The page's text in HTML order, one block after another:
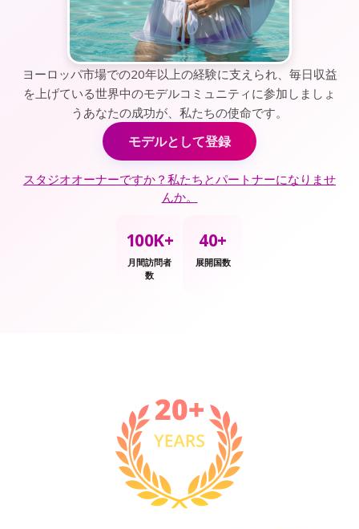
ヨーロッパ市場での20年以上の経験に支えられ、毎日収益
を上げている世界中のモデルコミュニティに参加しましょ
うあなたの成功が、私たちの使命です。
モデルとして登録
スタジオオーナーですか？私たちとパートナーになりませ
んか。
100K+
月間訪問者
数
40+
展開国数